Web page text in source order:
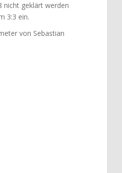
nicht geklärt werden
3:3 ein.
von Sebastian